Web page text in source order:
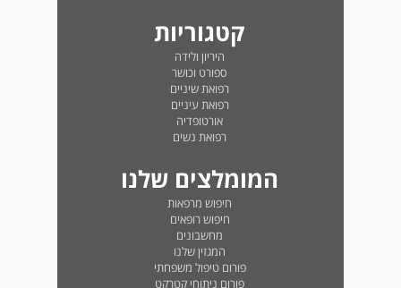
קטגוריות
היריון ולידה
ספורט וכושר
רפואת שיניים
רפואת עיניים
אורטופדיה
רפואת נשים
המומלצים שלנו
חיפוש מרפאות
חיפוש רופאים
מחשבונים
המגזין שלנו
פורום טיפול משפחתי
פורום ניתוחי קטרקט